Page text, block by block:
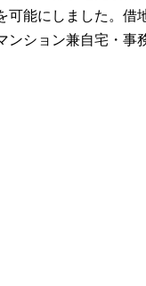
能にしました。
ション兼自宅・事